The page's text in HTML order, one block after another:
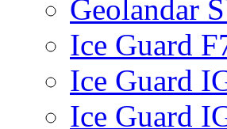
Geolandar
Ice Guard
Ice Guard
Ice Guard